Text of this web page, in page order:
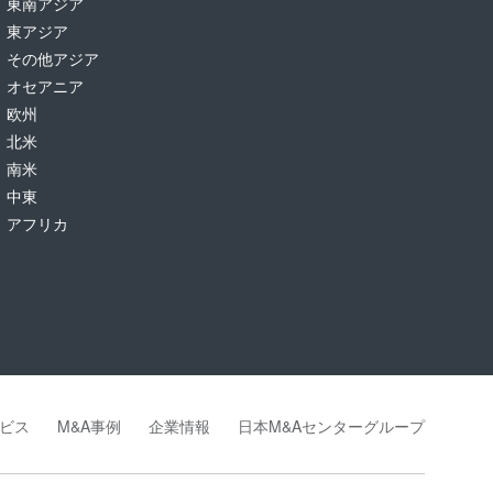
東アジア
その他アジア
オセアニア
欧州
北米
南米
中東
アフリカ
ス M&A事例 企業情報 日本M&Aセンターグループ